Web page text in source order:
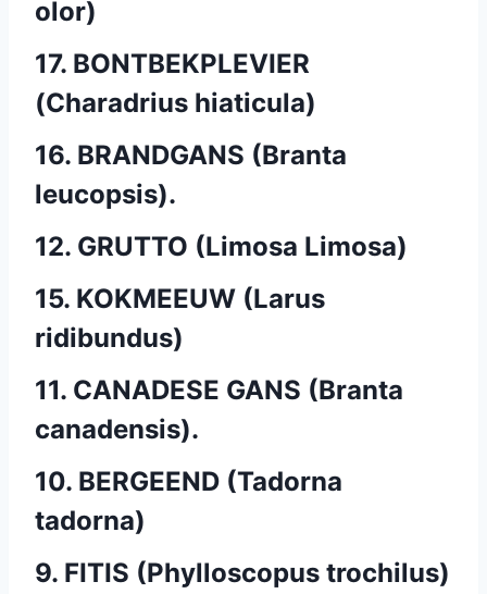
olor)
17. BONTBEKPLEVIER
(Charadrius hiaticula)
16. BRANDGANS (Branta
leucopsis).
12. GRUTTO (Limosa Limosa)
15. KOKMEEUW (Larus
ridibundus)
11. CANADESE GANS (Branta
canadensis).
10. BERGEEND (Tadorna
tadorna)
9. FITIS (Phylloscopus trochilus)